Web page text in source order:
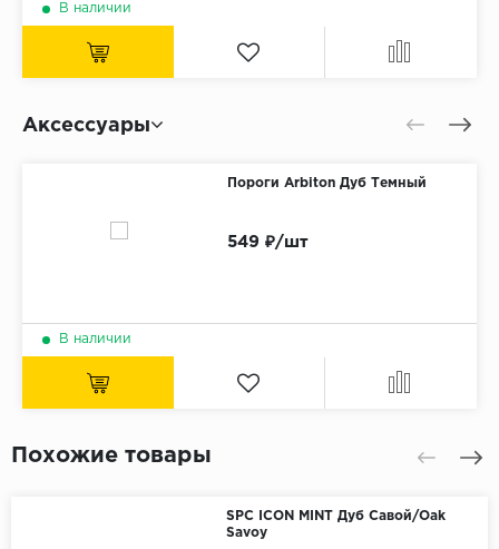
В наличии
Аксессуары
Пороги Arbiton Дуб Темный
549 ₽/шт
В наличии
Похожие товары
SPC ICON MINT Дуб Савой/Oak
Savoy